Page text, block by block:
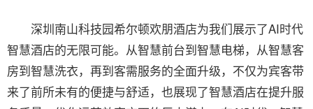
深圳南山科技园希尔顿欢朋酒店为我们展示了AI时代
智慧酒店的无限可能。从智慧前台到智慧电梯，从智慧客
房到智慧洗衣，再到客需服务的全面升级，不仅为宾客带
来了前所未有的便捷与舒适，也展现了智慧酒店在提升服